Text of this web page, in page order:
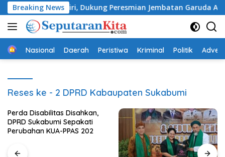
Langsung
ke
konten
Breaking News
Cimandiri, Dukung Peresmian Jembatan Garuda Aryadifa
Beranda
Nasional Daerah Peristiwa Kriminal Politik
Reses ke - 2 DPRD Kabaupaten Sukabumi
Perda Disabilitas Disahkan,
DPRD Sukabumi Sepakati
Perubahan KUA-PPAS 202